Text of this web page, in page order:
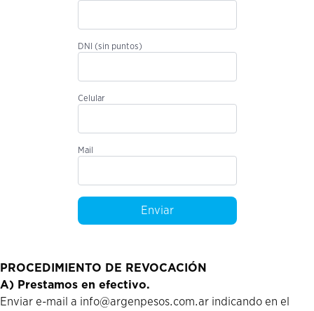
DNI (sin puntos)
Celular
Mail
Enviar
PROCEDIMIENTO DE REVOCACIÓN
A) Prestamos en efectivo.
Enviar e-mail a info@argenpesos.com.ar indicando en el